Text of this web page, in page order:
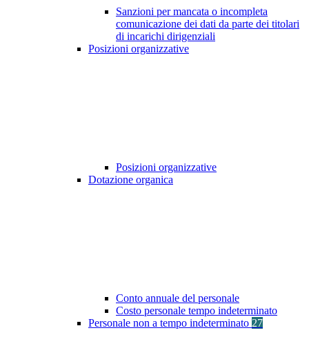
Sanzioni per mancata o incompleta
comunicazione dei dati da parte dei titolari
di incarichi dirigenziali
Posizioni organizzative
Posizioni organizzative
Dotazione organica
Conto annuale del personale
Costo personale tempo indeterminato
Personale non a tempo indeterminato 27